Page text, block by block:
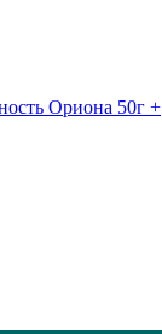
Ориона 50г +